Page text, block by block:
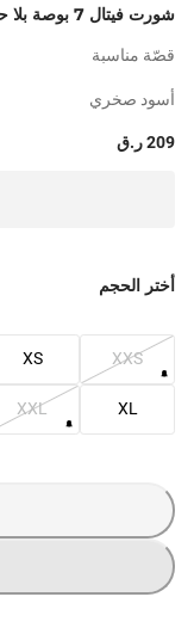
شورت فيتال 7 بوصة بلا حياكة
قصّة مناسبة
أسود صخري
209 ر.ق
أختر الحجم
XXS
XS
XL
XXL